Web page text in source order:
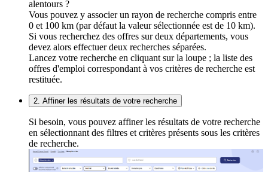
alentours ?
Vous pouvez y associer un rayon de recherche compris entre
0 et 100 km (par défaut la valeur sélectionnée est de 10 km).
Si vous recherchez des offres sur deux départements, vous
devez alors effectuer deux recherches séparées.
Lancez votre recherche en cliquant sur la loupe ; la liste des
offres d'emploi correspondant à vos critères de recherche est
restituée.
2. Affiner les résultats de votre recherche
Si besoin, vous pouvez affiner les résultats de votre recherche
en sélectionnant des filtres et critères présents sous les critères
de recherche.